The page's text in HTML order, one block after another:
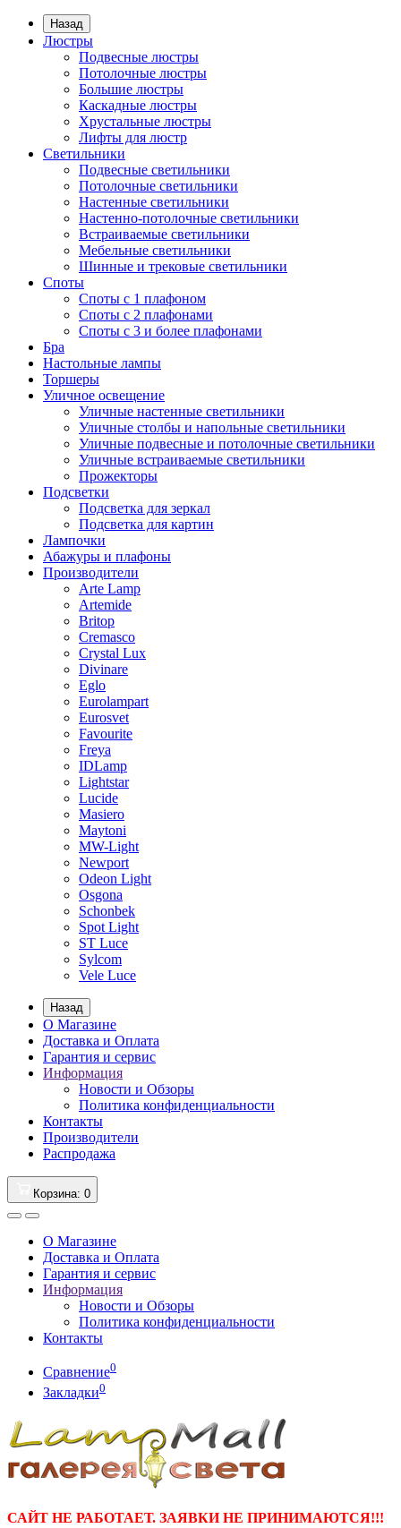
Назад
Люстры
Подвесные люстры
Потолочные люстры
Большие люстры
Каскадные люстры
Хрустальные люстры
Лифты для люстр
Светильники
Подвесные светильники
Потолочные светильники
Настенные светильники
Настенно-потолочные светильники
Встраиваемые светильники
Мебельные светильники
Шинные и трековые светильники
Споты
Споты с 1 плафоном
Споты с 2 плафонами
Споты с 3 и более плафонами
Бра
Настольные лампы
Торшеры
Уличное освещение
Уличные настенные светильники
Уличные столбы и напольные светильники
Уличные подвесные и потолочные светильники
Уличные встраиваемые светильники
Прожекторы
Подсветки
Подсветка для зеркал
Подсветка для картин
Лампочки
Абажуры и плафоны
Производители
Arte Lamp
Artemide
Britop
Cremasco
Crystal Lux
Divinare
Eglo
Eurolampart
Eurosvet
Favourite
Freya
IDLamp
Lightstar
Lucide
Masiero
Maytoni
MW-Light
Newport
Odeon Light
Osgona
Schonbek
Spot Light
ST Luce
Sylcom
Vele Luce
Назад
О Магазине
Доставка и Оплата
Гарантия и сервис
Информация
Новости и Обзоры
Политика конфиденциальности
Контакты
Производители
Распродажа
Корзина: 0
О Магазине
Доставка и Оплата
Гарантия и сервис
Информация
Новости и Обзоры
Политика конфиденциальности
Контакты
Сравнение0
Закладки0
САЙТ НЕ РАБОТАЕТ. ЗАЯВКИ НЕ ПРИНИМАЮТСЯ!!!